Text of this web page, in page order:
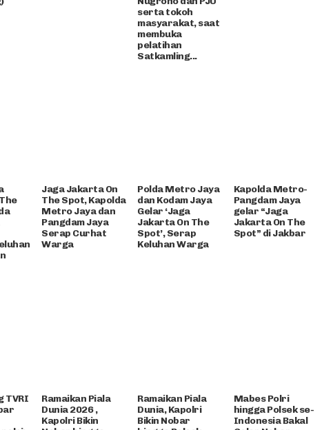
serta tokoh
masyarakat, saat
membuka
pelatihan
Satkamling...
Jaga Jakarta On
The Spot, Kapolda
Metro Jaya dan
Pangdam Jaya
Serap Curhat
Warga
Polda Metro Jaya
dan Kodam Jaya
Gelar ‘Jaga
Jakarta On The
Spot’, Serap
Keluhan Warga
Kapolda Metro-
Pangdam Jaya
gelar “Jaga
Jakarta On The
Spot” di Jakbar
TVRI
Ramaikan Piala
Dunia 2026 ,
Kapolri Bikin
Ramaikan Piala
Dunia, Kapolri
Bikin Nobar
Mabes Polri
hingga Polsek se-
Indonesia Bakal